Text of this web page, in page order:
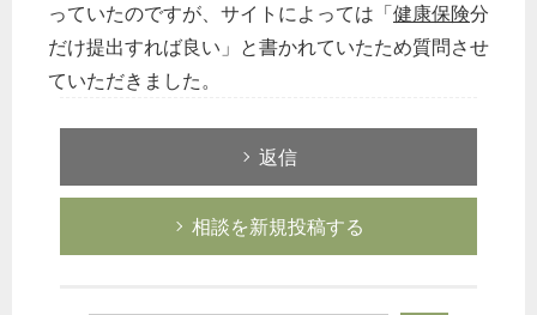
っていたのですが、サイトによっては「健康保険分
だけ提出すれば良い」と書かれていたため質問させ
ていただきました。
返信
相談を新規投稿する